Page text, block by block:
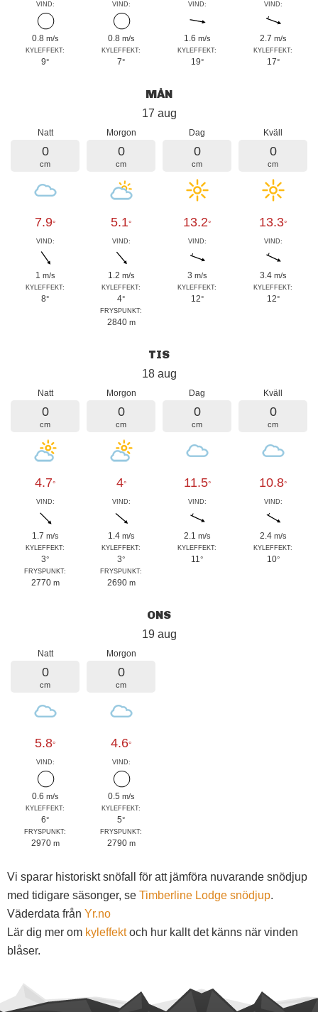
VIND:
0.8 m/s
KYLEFFEKT:
9°
VIND:
0.8 m/s
KYLEFFEKT:
7°
VIND:
1.6 m/s
KYLEFFEKT:
19°
VIND:
2.7 m/s
KYLEFFEKT:
17°
MÅN
17 aug
Natt
0
cm
7.9°
VIND:
1 m/s
KYLEFFEKT:
8°
Morgon
0
cm
5.1°
VIND:
1.2 m/s
KYLEFFEKT:
4°
FRYSPUNKT:
2840 m
Dag
0
cm
13.2°
VIND:
3 m/s
KYLEFFEKT:
12°
Kväll
0
cm
13.3°
VIND:
3.4 m/s
KYLEFFEKT:
12°
TIS
18 aug
Natt
0
cm
4.7°
VIND:
1.7 m/s
KYLEFFEKT:
3°
FRYSPUNKT:
2770 m
Morgon
0
cm
4°
VIND:
1.4 m/s
KYLEFFEKT:
3°
FRYSPUNKT:
2690 m
Dag
0
cm
11.5°
VIND:
2.1 m/s
KYLEFFEKT:
11°
Kväll
0
cm
10.8°
VIND:
2.4 m/s
KYLEFFEKT:
10°
ONS
19 aug
Natt
0
cm
5.8°
VIND:
0.6 m/s
KYLEFFEKT:
6°
FRYSPUNKT:
2970 m
Morgon
0
cm
4.6°
VIND:
0.5 m/s
KYLEFFEKT:
5°
FRYSPUNKT:
2790 m
Vi sparar historiskt snöfall för att jämföra nuvarande snödjup
med tidigare säsonger, se Timberline Lodge snödjup.
Väderdata från Yr.no
Lär dig mer om kyleffektoch hur kallt det känns när vinden
blåser.